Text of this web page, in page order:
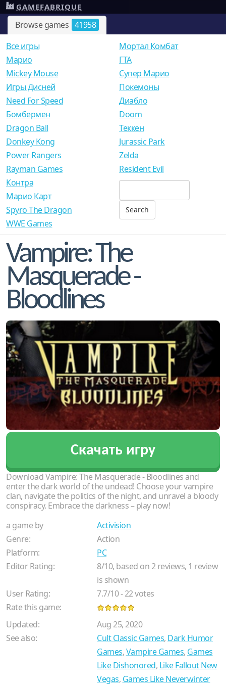
Browse games 41958
GAMEFABRIQUE
Все игры
Mарио
Mickey Mouse
Игры Дисней
Need For Speed
Мортал Комбат
ГТА
Супер Марио
Покемоны
Диабло
Бомбермен
Dragon Ball
Donkey Kong
Power Rangers
Rayman Games
Doom
Теккен
Jurassic Park
Zelda
Resident Evil
Контра
Марио Карт
Spyro The Dragon
WWE Games
Vampire: The
Masquerade -
Bloodlines
Скачать игру
Download Vampire: The Masquerade - Bloodlines and
enter the dark world of the undead! Choose your vampire
clan, navigate the politics of the night, and unravel a bloody
conspiracy. Embrace the darkness – play now!
a game by
Activision
Genre:
Action
Platform:
PC
Editor Rating:
8/10, based on2reviews, 1 review
is shown
User Rating:
7.7/10-22votes
Rate this game:
Updated:
Aug 25, 2020
See also:
Cult Classic Games, Dark Humor
Games,Vampire Games, Games
Like Dishonored, Like Fallout New
Vegas, Games Like Neverwinter